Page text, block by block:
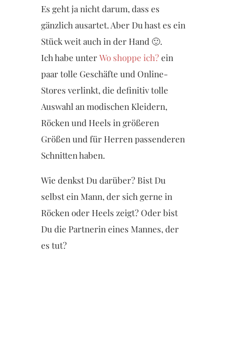
Es geht ja nicht darum, dass es
gänzlich ausartet. Aber Du hast es ein
Stück weit auch in der Hand 🙂.
Ich habe unterWo shoppe ich?ein
paar tolle Geschäfte und Online-
Stores verlinkt, die definitiv tolle
Auswahl an modischen Kleidern,
Röcken und Heels in größeren
Größen und für Herren passenderen
Schnitten haben.
Wie denkst Du darüber? Bist Du
selbst ein Mann, der sich gerne in
Röcken oder Heels zeigt? Oder bist
Du die Partnerin eines Mannes, der
es tut?